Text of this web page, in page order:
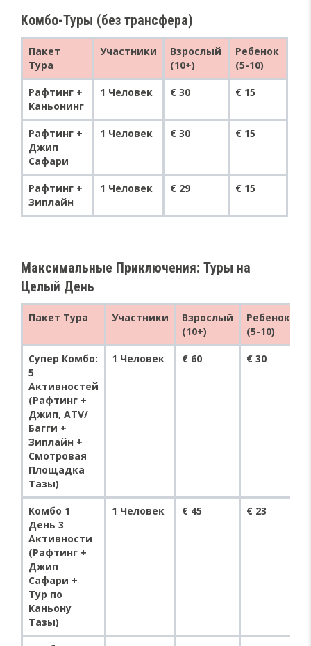
Комбо-Туры (без трансфера)
Пакет
Тура
Участники
Взрослый
(10+)
Ребенок
(5-10)
Рафтинг +
Каньонинг
1 Человек € 30 € 15
Рафтинг +
Джип
Сафари
1 Человек € 30 € 15
Рафтинг +
Зиплайн
1 Человек € 29 € 15
Максимальные Приключения: Туры на
Целый День
Пакет Тура Участники
Взрослый
(10+)
Ребенок
(5-10)
Супер Комбо:
5
Активностей
(Рафтинг +
Джип, ATV/
Багги +
Зиплайн +
Смотровая
Площадка
Тазы)
1 Человек € 60 € 30
Комбо 1
День 3
Активности
(Рафтинг +
Джип
Сафари +
Тур по
Каньону
Тазы)
1 Человек € 45 € 23